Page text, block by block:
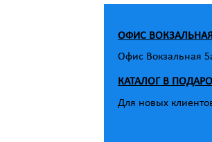
ОФИС
Офис Вокзальная
КАТАЛОГ В
Для новых